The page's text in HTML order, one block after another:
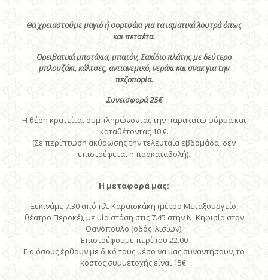
Θα χρειαστούμε μαγιό ή σορτσάκι για τα ιαματικά λουτρά όπως
και πετσέτα.
Ορειβατικά μποτάκια, μπατόν, Σακίδιο πλάτης με δεύτερο
μπλουζάκι, κάλτσες, αντιανεμικό, νεράκι και σνακ για την
πεζοπορία.
Συνεισφορά 25€
Η θέση κρατείται συμπληρώνοντας την παρακάτω φόρμα και
καταθέτοντας 10 €.
(Σε περίπτωση ακύρωσης την τελευταία εβδομάδα, δεν
επιστρέφεται η προκαταβολή).
Η μεταφορά μας:
Ξεκινάμε 7.30 από πλ. Καραϊσκάκη (μέτρο Μεταξουργείο,
θέατρο Περοκέ), με μία στάση στις 7.45 στην Ν. Κηφισία στον
Θανόπουλο (οδός Ιλισίων).
Επιστρέφουμε περίπου 22.00
Για όσους έρθουν με δικό τους μέσο να μας συναντήσουν, το
κόστος συμμετοχής είναι 15€.